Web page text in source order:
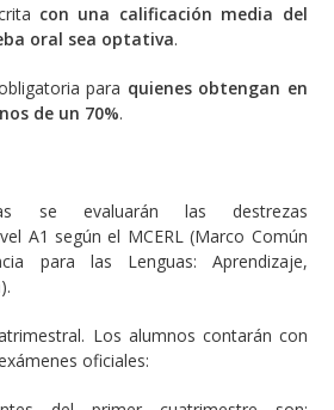
con una calificación media del
oral sea optativa.
para quienes obtengan en
de un 70%.
se evaluarán las destrezas
A1 según el MCERL (Marco Común
para las Lenguas: Aprendizaje,
Los alumnos contarán con
oficiales: